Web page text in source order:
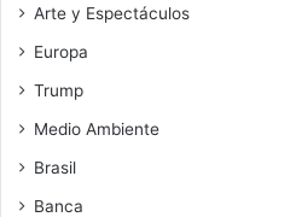
Arte y Espectáculos
Europa
Trump
Medio Ambiente
Brasil
Banca